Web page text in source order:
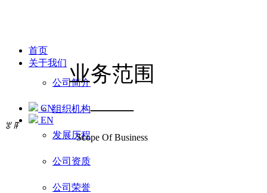
首页
关于我们
公司简介
组织机构
发展历程
公司资质
公司荣誉
CN
EN
业务范围
——
Scope Of Business
ꂃ ꁹ